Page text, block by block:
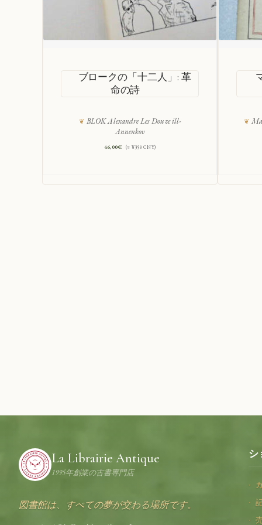
ブロークの「十二人」: 革
命の詩
BLOK Alexandre Les Douze ill-
Annenkov
46,00€ (≈ ¥358 CNY)
La Librairie Antique
1995年創業の古書専門店
図書館は、すべての夢が交わる場所です。
シ